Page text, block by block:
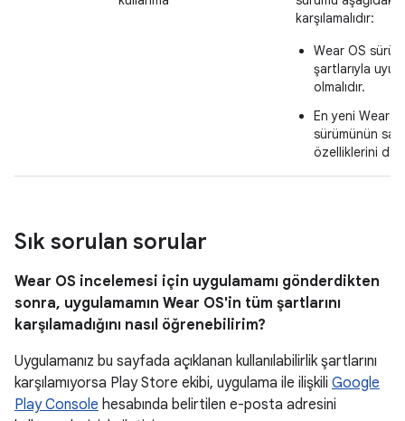
karşılamalıdır:
Wear OS sürüm
şartlarıyla
olmalıdır.
En yeni Wear
sürümünün
özelliklerini
Sık sorulan sorular
Wear OS incelemesi için uygulamamı gönderdikten
sonra, uygulamamın Wear OS'in tüm şartlarını
karşılamadığını nasıl öğrenebilirim?
Uygulamanız bu sayfada açıklanan kullanılabilirlik şartlarını
karşılamıyorsa Play Store ekibi, uygulama ile ilişkili Google
Play Console hesabında belirtilen e-posta adresini